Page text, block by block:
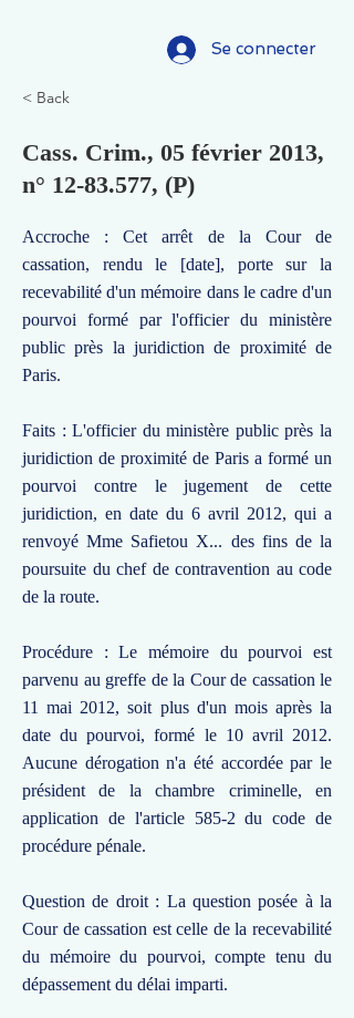
Se connecter
< Back
Cass. Crim., 05 février 2013,
n° 12-83.577, (P)
Accroche : Cet arrêt de la Cour de
cassation, rendu le [date], porte sur la
recevabilité d'un mémoire dans le cadre d'un
pourvoi formé par l'officier du ministère
public près la juridiction de proximité de
Paris.
Faits : L'officier du ministère public près la
juridiction de proximité de Paris a formé un
pourvoi contre le jugement de cette
juridiction, en date du 6 avril 2012, qui a
renvoyé Mme Safietou X... des fins de la
poursuite du chef de contravention au code
de la route.
Procédure : Le mémoire du pourvoi est
parvenu au greffe de la Cour de cassation le
11 mai 2012, soit plus d'un mois après la
date du pourvoi, formé le 10 avril 2012.
Aucune dérogation n'a été accordée par le
président de la chambre criminelle, en
application de l'article 585-2 du code de
procédure pénale.
Question de droit : La question posée à la
Cour de cassation est celle de la recevabilité
du mémoire du pourvoi, compte tenu du
dépassement du délai imparti.